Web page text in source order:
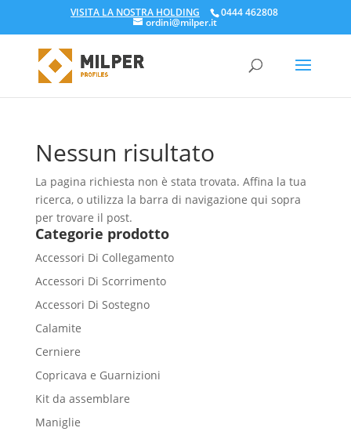
VISITA LA NOSTRA HOLDING 0444 462808
ordini@milper.it
Products
search
Nessun risultato
La pagina richiesta non è stata trovata. Affina la tua
ricerca, o utilizza la barra di navigazione qui sopra
per trovare il post.
Categorie prodotto
Accessori Di Collegamento
Accessori Di Scorrimento
Accessori Di Sostegno
Calamite
Cerniere
Copricava e Guarnizioni
Kit da assemblare
Maniglie